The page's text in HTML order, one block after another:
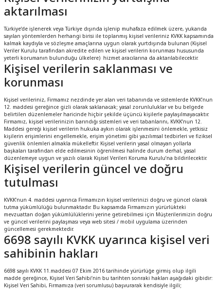
aktarılması
Türkiye’de işlenerek veya Türkiye dışında işlenip muhafaza edilmek üzere, yukarıda
sayılan yöntemlerden herhangi birisi ile toplanmış kişisel verileriniz KVKK kapsamında
kalmak kaydıyla ve sözleşme amaçlarına uygun olarak yurtdışında bulunan (Kişisel
Veriler Kurulu tarafından akredite edilen ve kişisel verilerin korunması hususunda
yeterli korumanın bulunduğu ülkelere) hizmet aracılarına da aktarılabilecektir.
Kişisel verilerin saklanması ve
korunması
Kişisel verileriniz, Firmamız nezdinde yer alan veri tabanında ve sistemlerde KVKK’nun
12. maddesi gereğince gizli olarak saklanacak; yasal zorunluluklar ve bu belgede
belirtilen düzenlemeler haricinde hiçbir şekilde üçüncü kişilerle paylaşılmayacaktır.
Firmamız, kişisel verilerinizin barındığı sistemleri ve veri tabanlarını, KVKK’nun 12.
Maddesi gereği kişisel verilerin hukuka aykırı olarak işlenmesini önlemekle, yetkisiz
kişilerin erişimlerini engellemekle, erişim yönetimi gibi yazılımsal tedbirleri ve fiziksel
güvenlik önlemleri almakla mükelleftir. Kişisel verilerin yasal olmayan yollarla
başkaları tarafından elde edilmesinin öğrenilmesi halinde durum derhal, yasal
düzenlemeye uygun ve yazılı olarak Kişisel Verileri Koruma Kurulu’na bildirilecektir.
Kişisel verilerin güncel ve doğru
tutulması
KVKK’nun 4. maddesi uyarınca Firmamızın kişisel verilerinizi doğru ve güncel olarak
tutma yükümlülüğü bulunmaktadır. Bu kapsamda Firmamızın yürürlükteki
mevzuattan doğan yükümlülüklerini yerine getirebilmesi için Müşterilerimizin doğru
ve güncel verilerini paylaşması veya web sitesi / mobil uygulama üzerinden
güncellemesi gerekmektedir.
6698 sayılı KVKK uyarınca kişisel veri
sahibinin hakları
6698 sayılı KVKK 11.maddesi 07 Ekim 2016 tarihinde yürürlüğe girmiş olup ilgili
madde gereğince, Kişisel Veri Sahibi’nin bu tarihten sonraki hakları aşağıdaki gibidir:
Kişisel Veri Sahibi, Firmamıza (veri sorumlusu) başvurarak kendisiyle ilgili;